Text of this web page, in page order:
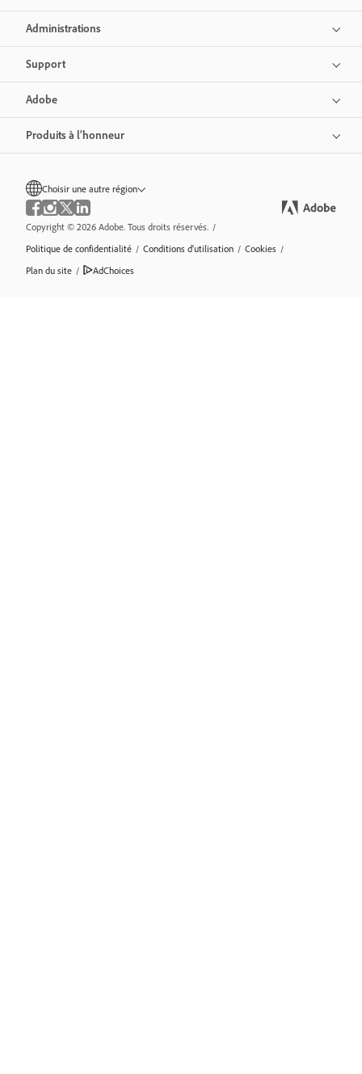
Administrations
Support
Adobe
Produits à l’honneur
Choisir une autre région
Copyright © 2026 Adobe. Tous droits réservés. /
Politique de confidentialité / Conditions d’utilisation / Cookies /
Plan du site / AdChoices